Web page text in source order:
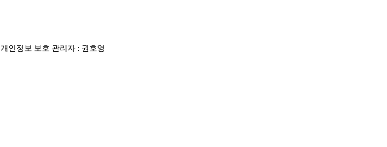
개인정보 보호 관리자 : 권호영